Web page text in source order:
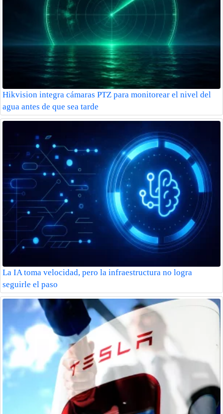
Hikvision integra cámaras PTZ para monitorear el nivel del
agua antes de que sea tarde
La IA toma velocidad, pero la infraestructura no logra
seguirle el paso